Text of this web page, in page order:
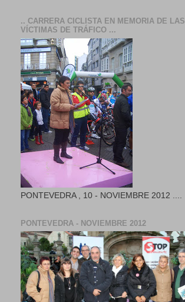
.. CARRERA CICLISTA EN MEMORIA DE LAS
VÍCTIMAS DE TRÁFICO ...
PONTEVEDRA , 10 - NOVIEMBRE 2012 ....
PONTEVEDRA - NOVIEMBRE 2012